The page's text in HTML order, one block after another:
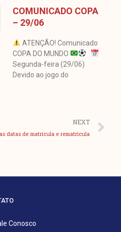
COMUNICADO COPA
– 29/06
ATENÇÃO! Comunicado
COPA DO MUNDO
Segunda-feira (29/06)
Devido ao jogo do
NEXT
datas de matrícula e rematrícula
Conosco